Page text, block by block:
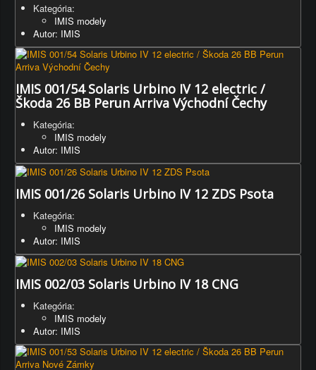
Kategória:
IMIS modely
Autor: IMIS
IMIS 001/54 Solaris Urbino IV 12 electric /
Škoda 26 BB Perun Arriva Východní Čechy
Kategória:
IMIS modely
Autor: IMIS
IMIS 001/26 Solaris Urbino IV 12 ZDS Psota
Kategória:
IMIS modely
Autor: IMIS
IMIS 002/03 Solaris Urbino IV 18 CNG
Kategória:
IMIS modely
Autor: IMIS